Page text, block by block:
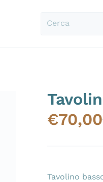
files/20240509-
€70,00
Tavolino